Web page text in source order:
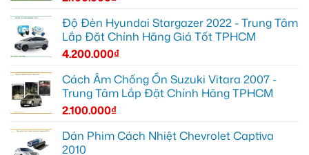
Độ Đèn Hyundai Stargazer 2022 - Trung Tâm
Lắp Đặt Chính Hãng Giá Tốt TPHCM
4.200.000₫
Cách Âm Chống Ồn Suzuki Vitara 2007 -
Trung Tâm Lắp Đặt Chính Hãng TPHCM
2.100.000₫
Dán Phim Cách Nhiệt Chevrolet Captiva
2010